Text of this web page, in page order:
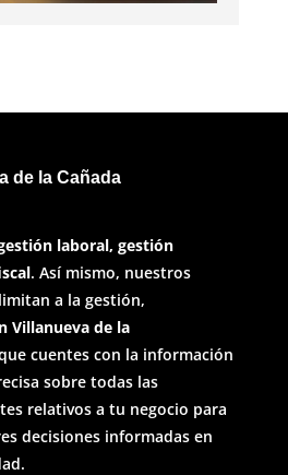
de la Cañada
laboral, gestión
. Así mismo, nuestros
a la gestión,
Villanueva de la
cuentes con la información
sobre todas las
relativos a tu negocio para
decisiones informadas en